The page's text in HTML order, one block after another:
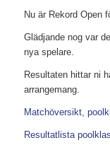
Nu är Rekord Open
Glädjande nog var
nya spelare.
Resultaten hittar ni
arrangemang.
Matchöversikt,
Resultatlista